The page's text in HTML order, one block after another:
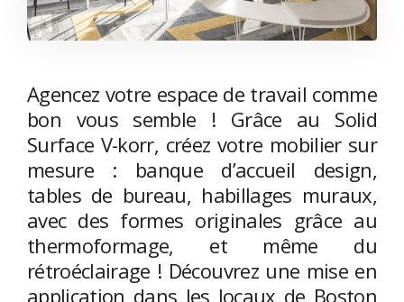
Agencez votre espace de travail comme
bon vous semble ! Grâce au Solid
Surface V-korr, créez votre mobilier sur
mesure : banque d’accueil design,
tables de bureau, habillages muraux,
avec des formes originales grâce au
thermoformage, et même du
rétroéclairage ! Découvrez une mise en
application dans les locaux de Boston